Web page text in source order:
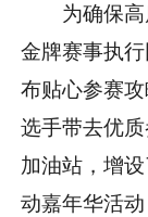
为确保
金牌赛事执
布贴心参赛
选手带去优
加油站，增
动嘉年华活动